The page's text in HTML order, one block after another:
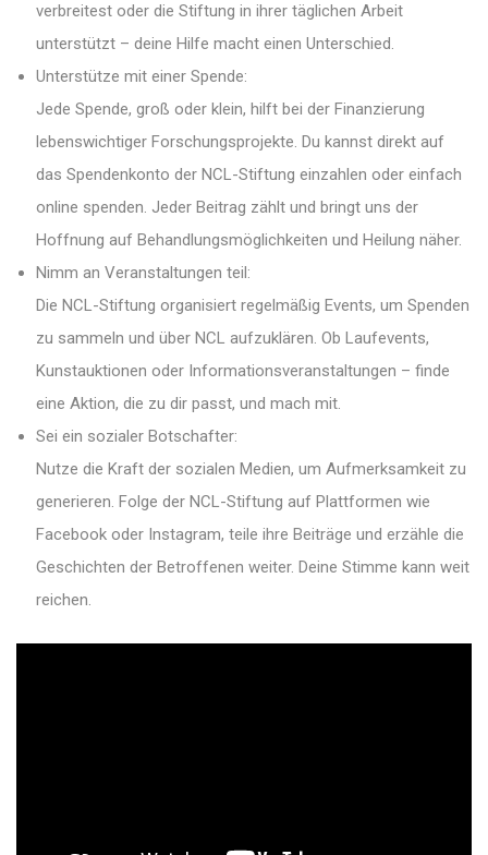
verbreitest oder die Stiftung in ihrer täglichen Arbeit
unterstützt – deine Hilfe macht einen Unterschied.
Unterstütze mit einer Spende:
Jede Spende, groß oder klein, hilft bei der Finanzierung
lebenswichtiger Forschungsprojekte. Du kannst direkt auf
das Spendenkonto der NCL-Stiftung einzahlen oder einfach
online spenden. Jeder Beitrag zählt und bringt uns der
Hoffnung auf Behandlungsmöglichkeiten und Heilung näher.
Nimm an Veranstaltungen teil:
Die NCL-Stiftung organisiert regelmäßig Events, um Spenden
zu sammeln und über NCL aufzuklären. Ob Laufevents,
Kunstauktionen oder Informationsveranstaltungen – finde
eine Aktion, die zu dir passt, und mach mit.
Sei ein sozialer Botschafter:
Nutze die Kraft der sozialen Medien, um Aufmerksamkeit zu
generieren. Folge der NCL-Stiftung auf Plattformen wie
Facebook oder Instagram, teile ihre Beiträge und erzähle die
Geschichten der Betroffenen weiter. Deine Stimme kann weit
reichen.